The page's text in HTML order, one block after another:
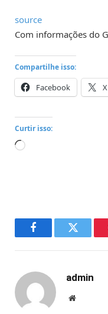
source
Com informações do
Compartilhe isso:
Facebook X
Curtir isso:
Carregando...
FacebookTwitter
admin
Website